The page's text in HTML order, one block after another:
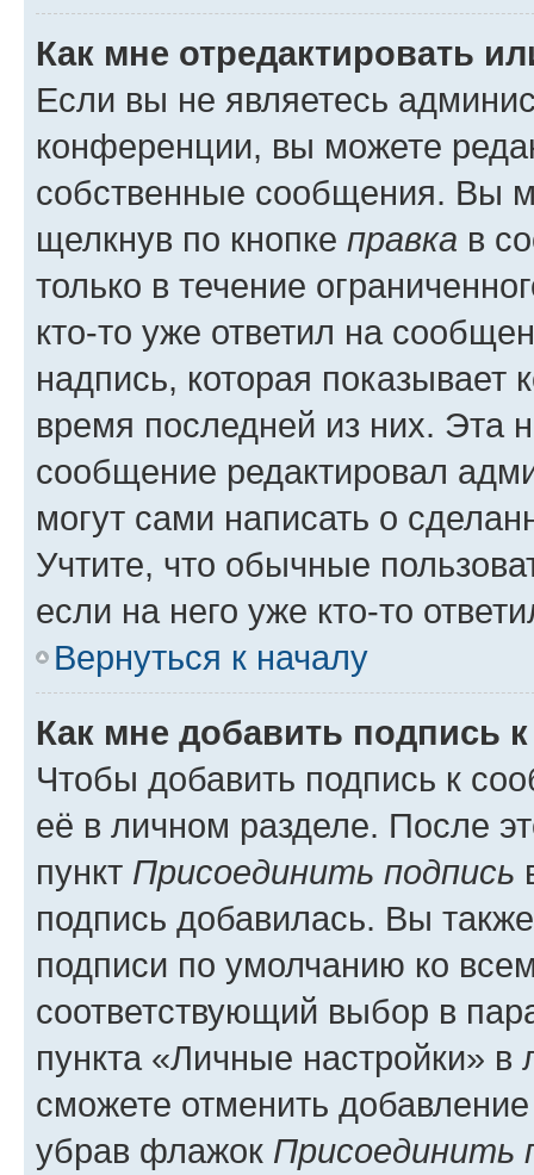
Как мне отредактировать
Если вы не являетесь
конференции, вы можете
собственные сообщения. Вы
щелкнув по кнопке правка в
только в течение
кто-то уже ответил на
надпись, которая показывает
время последней из них. Эта
сообщение редактировал
могут сами написать о
Учтите, что обычные
если на него уже кто-то
Вернуться к началу
Как мне добавить подпись
Чтобы добавить подпись к
её в личном разделе. После
пункт Присоединить подпись
подпись добавилась. Вы
подписи по умолчанию ко
соответствующий выбор в
пункта «Личные настройки»
сможете отменить
убрав флажок Присоединить